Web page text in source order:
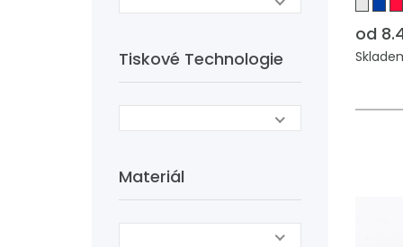
Tiskové Technologie
Materiál
od